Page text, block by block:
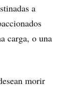
a
carga, o una
morir